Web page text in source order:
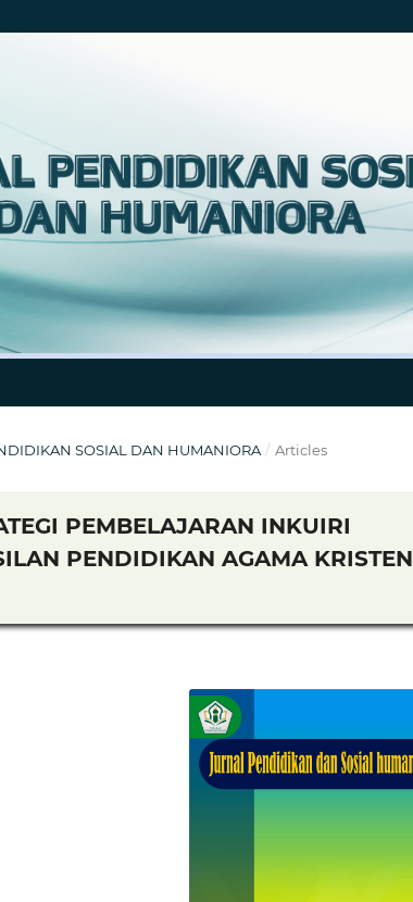
SOSIAL DAN HUMANIORA / Articles
PEMBELAJARAN INKUIRI
PENDIDIKAN AGAMA KRISTEN